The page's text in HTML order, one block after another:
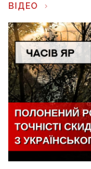
ВІДЕО